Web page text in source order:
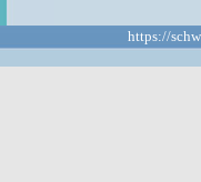
https://